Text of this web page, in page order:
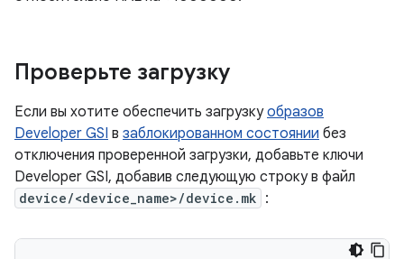
Проверьте загрузку
Если вы хотите обеспечить загрузкуобразов
Developer GSI в заблокированном состоянии без
отключения проверенной загрузки, добавьте ключи
Developer GSI, добавив следующую строку в файл
device/<device_name>/device.mk :